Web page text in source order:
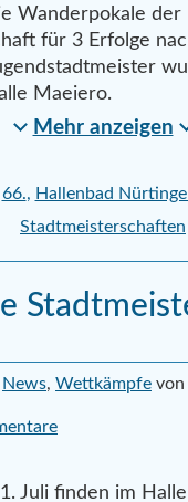
Wanderpokale der
für 3 Erfolge
Maeiero.
Mehr anzeigen
66., Hallenbad
Stadtmeisterschaften
News, Wettkämpfe von
Juli finden im